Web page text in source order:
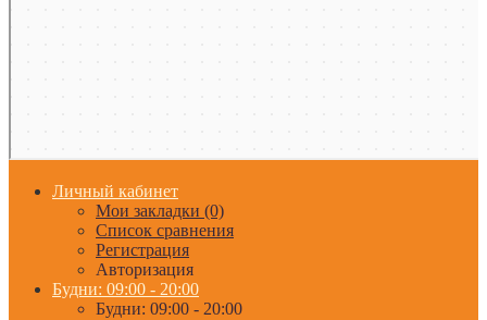
Личный кабинет
Мои закладки (0)
Список сравнения
Регистрация
Авторизация
Будни: 09:00 - 20:00
Будни: 09:00 - 20:00